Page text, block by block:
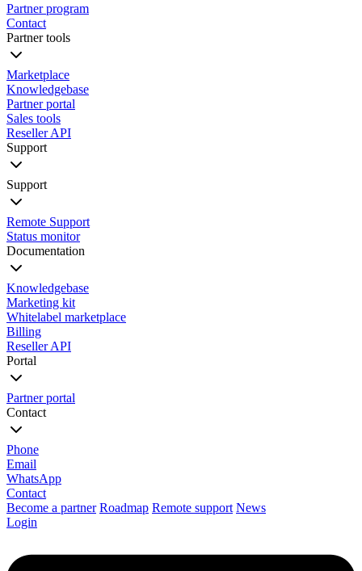
Partner program
Contact
Partner tools
Marketplace
Knowledgebase
Partner portal
Sales tools
Reseller API
Support
Support
Remote Support
Status monitor
Documentation
Knowledgebase
Marketing kit
Whitelabel marketplace
Billing
Reseller API
Portal
Partner portal
Contact
Phone
Email
WhatsApp
Contact
Become a partner Roadmap Remote support News
Login